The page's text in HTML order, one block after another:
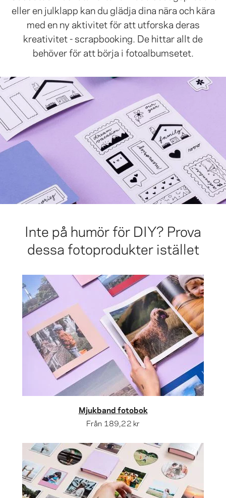
eller en julklapp kan du glädja dina nära och kära
med en ny aktivitet för att utforska deras
kreativitet - scrapbooking. De hittar allt de
behöver för att börja i fotoalbumsetet.
Inte på humör för DIY? Prova
dessa fotoprodukter istället
Mjukband fotobok
Från 189,22 kr